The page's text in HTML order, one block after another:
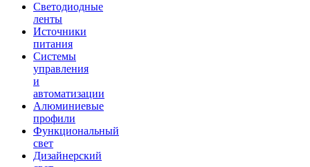
Светодиодные
ленты
Источники
питания
Системы
управления
и
автоматизации
Алюминиевые
профили
Функциональный
свет
Дизайнерский